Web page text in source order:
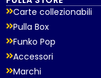
Carte collezionabili
Pulla Box
Funko Pop
Accessori
Marchi